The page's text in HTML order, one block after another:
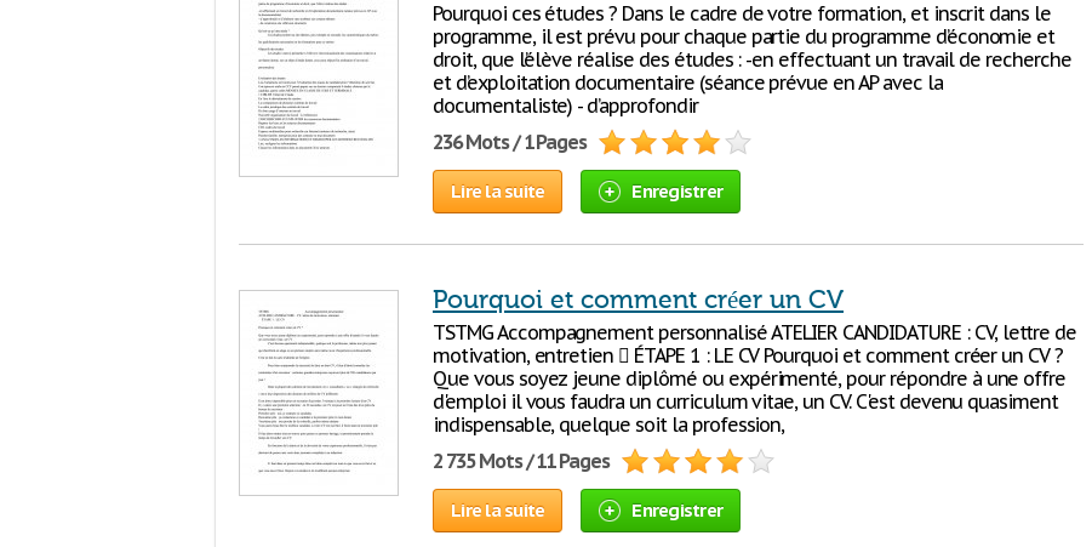
Pourquoi ces études ? Dans le cadre de votre formation, et inscrit dans le
programme, il est prévu pour chaque partie du programme d’économie et
droit, que l’élève réalise des études : -en effectuant un travail de recherche
et d’exploitation documentaire (séance prévue en AP avec la
documentaliste) - d’approfondir
236 Mots / 1 Pages
Lire la suite Enregistrer
Pourquoi et comment créer un CV
TSTMG Accompagnement personnalisé ATELIER CANDIDATURE : CV, lettre de
motivation, entretien  ÉTAPE 1 : LE CV Pourquoi et comment créer un CV ?
Que vous soyez jeune diplômé ou expérimenté, pour répondre à une offre
d'emploi il vous faudra un curriculum vitae, un CV. C'est devenu quasiment
indispensable, quelque soit la profession,
2 735 Mots / 11 Pages
Lire la suite Enregistrer